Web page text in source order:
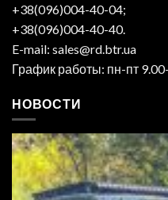
+38(096)004-40-04;
+38(096)004-40-40.
E-mail: sales@rd.btr.ua
График работы: пн-пт
НОВОСТИ